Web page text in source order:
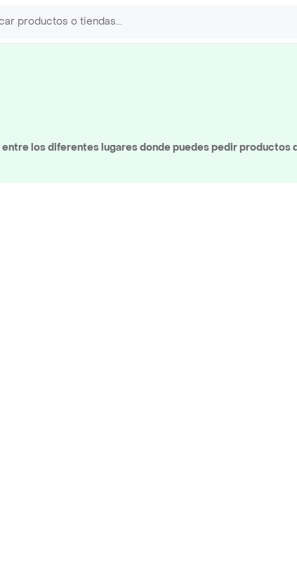
los diferentes lugares donde puedes pedir productos